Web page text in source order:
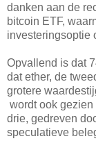
danken aan de
bitcoin ETF,
investeringsoptie
Opvallend is dat
dat ether, de
grotere
wordt ook
drie, gedreven
speculatieve